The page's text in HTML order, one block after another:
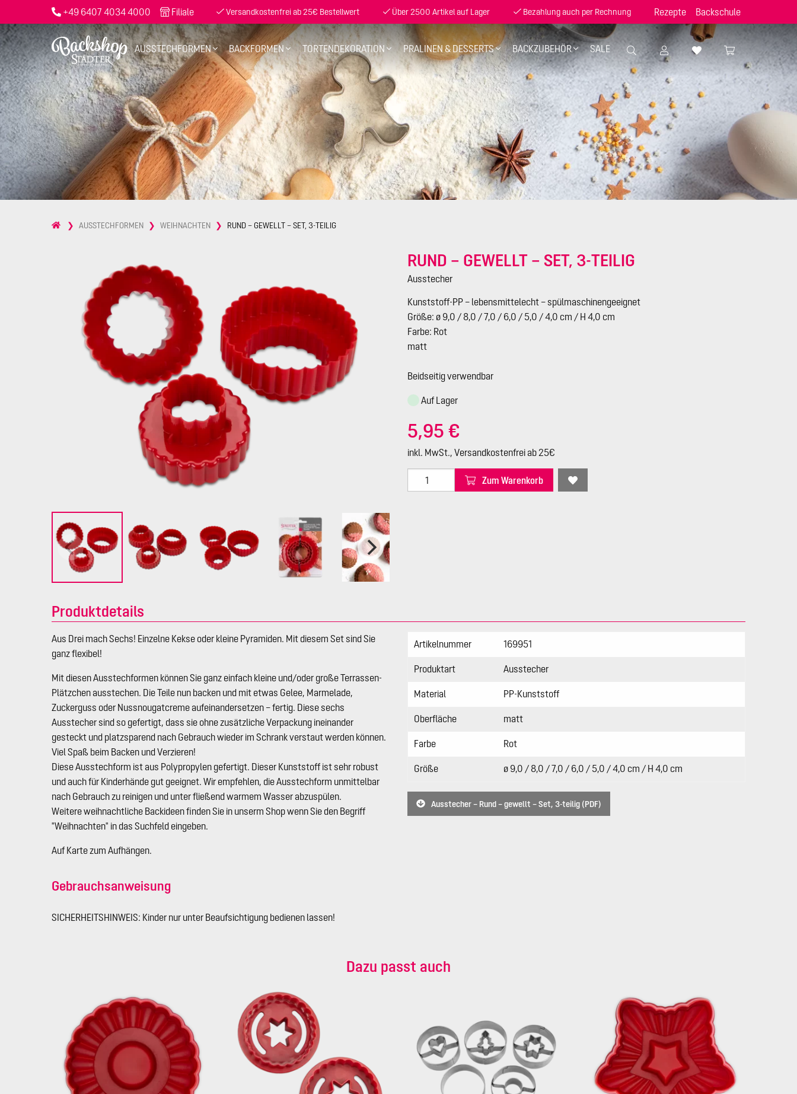
+49 6407 4034 4000 Filiale Versandkostenfrei ab 25€ Bestellwert Über 2500 Artikel auf Lager Bezahlung auch per Rechnung Rezepte Backschule
AUSSTECHFORMEN BACKFORMEN TORTENDEKORATION PRALINEN & DESSERTS BACKZUBEHÖR SALE
AUSSTECHFORMEN WEIHNACHTEN RUND – GEWELLT – SET, 3-TEILIG
RUND – GEWELLT – SET, 3-TEILIG
Ausstecher
Kunststoff-PP – lebensmittelecht – spülmaschinengeeignet
Größe: ø 9,0 / 8,0 / 7,0 / 6,0 / 5,0 / 4,0 cm / H 4,0 cm
Farbe: Rot
matt
Beidseitig verwendbar
Auf Lager
5,95 €
inkl. MwSt., Versandkostenfrei ab 25€
Zum Warenkorb
Produktdetails
Aus Drei mach Sechs! Einzelne Kekse oder kleine Pyramiden. Mit diesem Set sind Sie
ganz flexibel!
Mit diesen Ausstechformen können Sie ganz einfach kleine und/oder große Terrassen-
Plätzchen ausstechen. Die Teile nun backen und mit etwas Gelee, Marmelade,
Zuckerguss oder Nussnougatcreme aufeinandersetzen – fertig. Diese sechs
Ausstecher sind so gefertigt, dass sie ohne zusätzliche Verpackung ineinander
gesteckt und platzsparend nach Gebrauch wieder im Schrank verstaut werden können.
Viel Spaß beim Backen und Verzieren!
Diese Ausstechform ist aus Polypropylen gefertigt. Dieser Kunststoff ist sehr robust
und auch für Kinderhände gut geeignet. Wir empfehlen, die Ausstechform unmittelbar
nach Gebrauch zu reinigen und unter fließend warmem Wasser abzuspülen.
Weitere weihnachtliche Backideen finden Sie in unserm Shop wenn Sie den Begriff
"Weihnachten" in das Suchfeld eingeben.
Auf Karte zum Aufhängen.
Gebrauchsanweisung
SICHERHEITSHINWEIS: Kinder nur unter Beaufsichtigung bedienen lassen!
Artikelnummer 169951
Produktart Ausstecher
Material PP-Kunststoff
Oberfläche matt
Farbe Rot
Größe ø 9,0 / 8,0 / 7,0 / 6,0 / 5,0 / 4,0 cm / H 4,0 cm
Ausstecher – Rund – gewellt – Set, 3-teilig (PDF)
Dazu passt auch